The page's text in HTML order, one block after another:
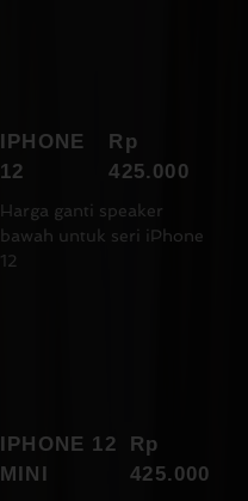
IPHONE
12
Rp
425.000
Harga ganti speaker
bawah untuk seri iPhone
12
IPHONE 12
MINI
Rp
425.000